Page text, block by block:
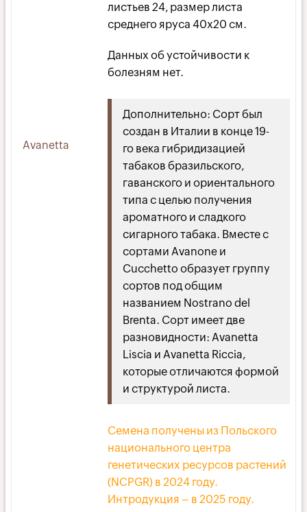
Avanetta
листьев 24, размер листа
среднего яруса 40х20 см.
Данных об устойчивости к
болезням нет.
Дополнительно: Сорт был
создан в Италии в конце 19-
го века гибридизацией
табаков бразильского,
гаванского и ориентального
типа с целью получения
ароматного и сладкого
сигарного табака. Вместе с
сортами Avanone и
Сuсchetto образует группу
сортов под общим
названием Nostrano del
Brenta. Сорт имеет две
разновидности: Avanetta
Liscia и Avanetta Riccia,
которые отличаются формой
и структурой листа.
Семена получены из Польского
национального центра
генетических ресурсов растений
(NCPGR) в 2024 году.
Интродукция – в 2025 году.